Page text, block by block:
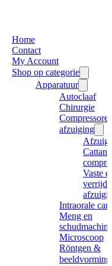
Home
Contact
My Account
Shop op categorie
Apparatuur
Autoclaaf
Chirurgie
afzuiging
Cattani
Vaste
Intraorale
Meng en
Microscoop
Röntgen &
beeldvorming